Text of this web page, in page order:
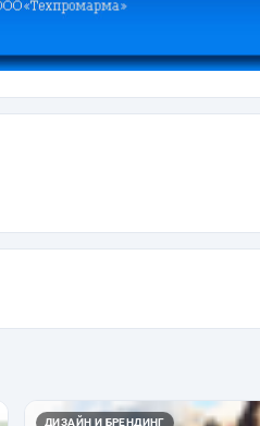
ДИЗАЙН И БРЕНДИНГ